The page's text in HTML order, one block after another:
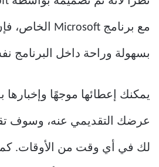
بسهولة وراحة داخل البرنامج
يمكنك إعطائها موجهًا وإخبارها
عرضك التقديمي عنه، وسوف
لك في أي وقت من الأوقات.